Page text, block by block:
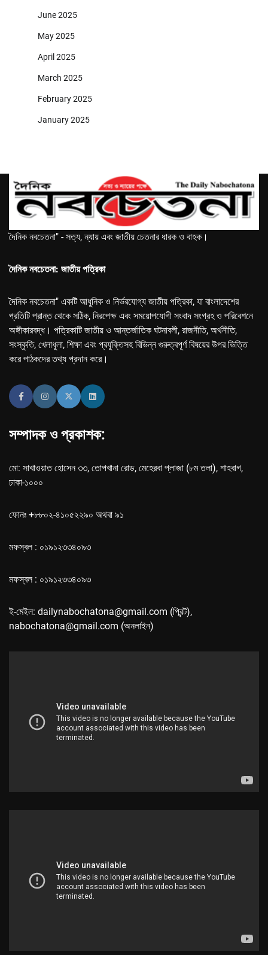
June 2025
May 2025
April 2025
March 2025
February 2025
January 2025
দৈনিক নবচেতনা" - সত্য, ন্যায় এবং জাতীয় চেতনার ধারক ও বাহক।
দৈনিক নবচেতনা: জাতীয় পত্রিকা
দৈনিক নবচেতনা" একটি আধুনিক ও নির্ভরযোগ্য জাতীয় পত্রিকা, যা বাংলাদেশের
প্রতিটি প্রান্ত থেকে সঠিক, নিরপেক্ষ এবং সময়োপযোগী সংবাদ সংগ্রহ ও পরিবেশনে
অঙ্গীকারবদ্ধ। পত্রিকাটি জাতীয় ও আন্তর্জাতিক ঘটনাবলী, রাজনীতি, অর্থনীতি,
সংস্কৃতি, খেলাধুলা, শিক্ষা এবং প্রযুক্তিসহ বিভিন্ন গুরুত্বপূর্ণ বিষয়ের উপর ভিত্তি
করে পাঠকদের তথ্য প্রদান করে।
সম্পাদক ও প্রকাশক:
মো: সাখাওয়াত হোসেন ৩৩, তোপখানা রোড, মেহেরবা প্লাজা (৮ম তলা), শাহবাগ,
ঢাকা-১০০০
ফোনঃ +৮৮০২-৪১০৫২২৯০ অথবা ৯১
মফস্বল : ০১৯১২৩৩৪০৯৩
মফস্বল : ০১৯১২৩৩৪০৯৩
ই-মেইল: dailynabochatona@gmail.com (প্রিন্ট),
nabochatona@gmail.com (অনলাইন)